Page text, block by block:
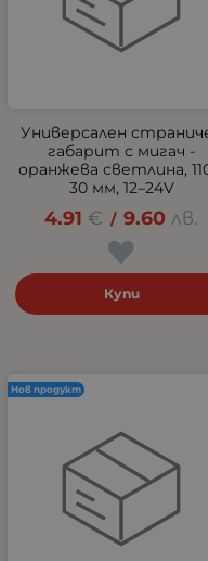
Универсален
габарит с мигач -
оранжева светлина,
30 мм, 12–24V
4.91 € / 9.60 лв.
Купи
Нов продукт